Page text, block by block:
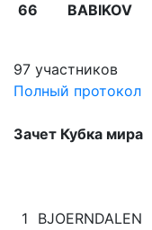
66 BABIKOV
97 участников
Полный протокол
Зачет Кубка мира
1 BJOERNDALEN